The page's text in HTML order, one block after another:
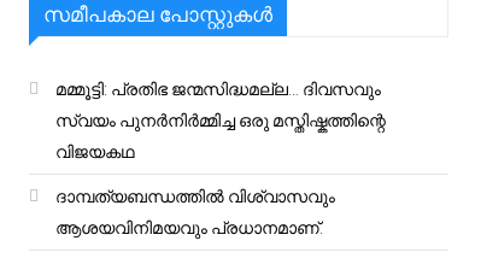
സമീപകാല പോസ്റ്റുകൾ
മമ്മൂട്ടി: പ്രതിഭ ജന്മസിദ്ധമല്ല… ദിവസവും
സ്വയം പുനർനിർമ്മിച്ച ഒരു മസ്തിഷ്കത്തിന്റെ
വിജയകഥ
ദാമ്പത്യബന്ധത്തിൽ വിശ്വാസവും
ആശയവിനിമയവും പ്രധാനമാണ്.